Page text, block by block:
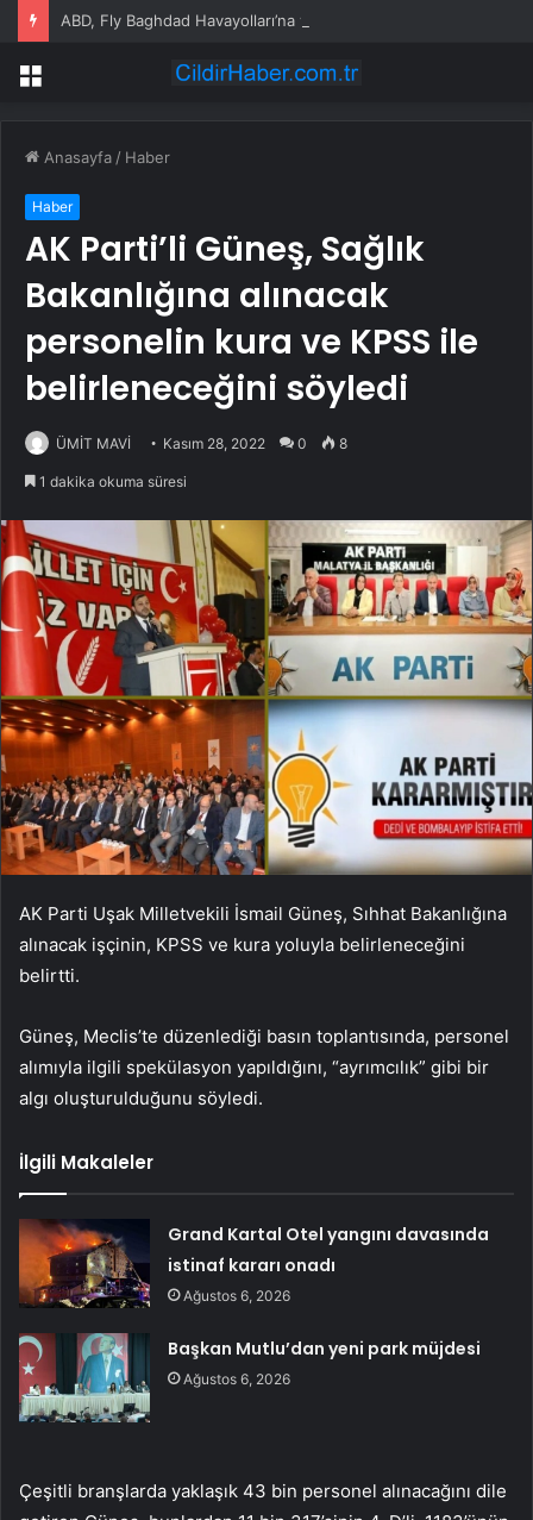
Menü
Anasayfa / Haber
Haber
AK Parti’li Güneş, Sağlık
Bakanlığına alınacak
personelin kura ve KPSS ile
belirleneceğini söyledi
ÜMİT MAVİ Kasım 28, 2022 0 8
1 dakika okuma süresi
AK Parti Uşak Milletvekili İsmail Güneş, Sıhhat Bakanlığına
alınacak işçinin, KPSS ve kura yoluyla belirleneceğini
belirtti.
Güneş, Meclis’te düzenlediği basın toplantısında, personel
alımıyla ilgili spekülasyon yapıldığını, “ayrımcılık” gibi bir
algı oluşturulduğunu söyledi.
İlgili Makaleler
Grand Kartal Otel yangını davasında
istinaf kararı onadı
Ağustos 6, 2026
Başkan Mutlu’dan yeni park müjdesi
Ağustos 6, 2026
Çeşitli branşlarda yaklaşık 43 bin personel alınacağını dile